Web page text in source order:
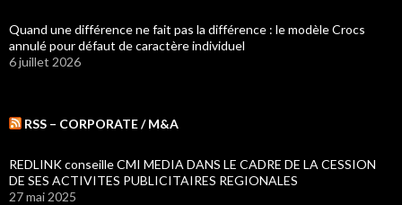
Quand une différence ne fait pas la différence : le modèle Crocs
annulé pour défaut de caractère individuel
6 juillet 2026
RSS – CORPORATE / M&A
REDLINK conseille CMI MEDIA DANS LE CADRE DE LA CESSION
DE SES ACTIVITES PUBLICITAIRES REGIONALES
27 mai 2025